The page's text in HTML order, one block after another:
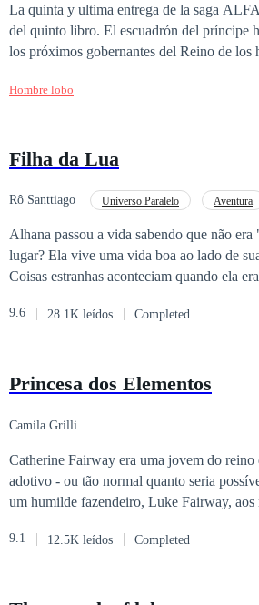
La quinta y ultima entrega de la saga ALFA KING La historia se retoma 6 años después de
del quinto libro. El escuadrón del príncipe
los próximos gobernantes del Reino de los
Hombre lobo
Filha da Lua
Rô Santtiago Universo Paralelo Aventura
Alhana passou a vida sabendo que não
lugar? Ela vive uma vida boa ao lado de
Coisas estranhas aconteciam quando ela
profecia e um portal. Bruxos e fadas. Um Rei. Ela terá que salvar um povo que não conhece, e tentar sair de
9.6 28.1K leídos Completed
Princesa dos Elementos
Camila Grilli
Catherine Fairway era uma jovem do
adotivo - ou tão normal quanto seria
um humilde fazendeiro, Luke Fairway,
mente da menina, e esta nunca soube de
9.1 12.5K leídos Completed